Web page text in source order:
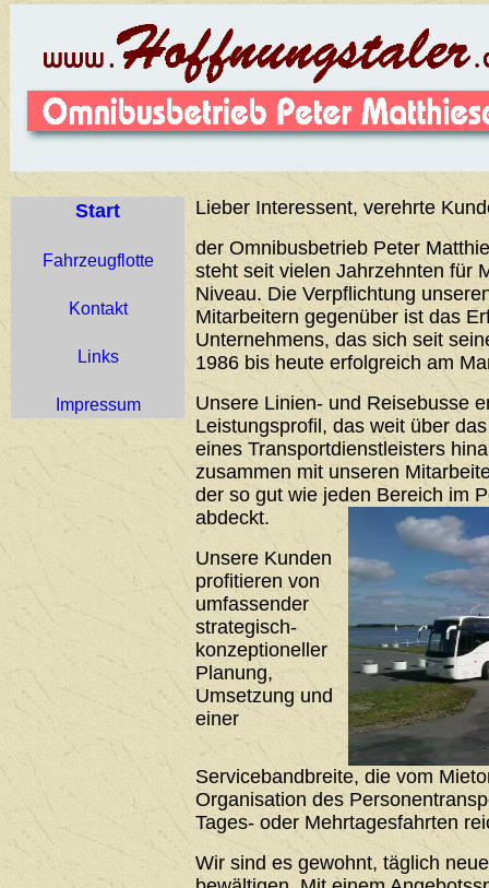
Start
Fahrzeugflotte
Kontakt
Links
Impressum
Lieber Interessent, verehrte
der Omnibusbetrieb Peter
steht seit vielen Jahrzehnten für
Niveau. Die Verpflichtung
Mitarbeitern gegenüber ist das
Unternehmens, das sich seit
1986 bis heute erfolgreich am
Unsere Linien- und Reisebusse
Leistungsprofil, das weit über
eines Transportdienstleisters
zusammen mit unseren
der so gut wie jeden Bereich im
abdeckt.
Unsere Kunden
profitieren von
umfassender
strategisch-
konzeptioneller
Planung,
Umsetzung und
einer
Servicebandbreite, die vom
Organisation des
Tages- oder Mehrtagesfahrten
Wir sind es gewohnt, täglich